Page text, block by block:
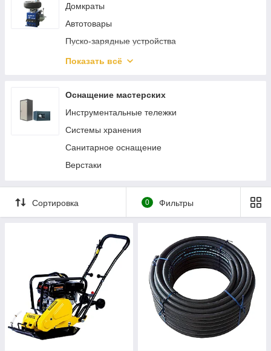
Домкраты
Автотовары
Пуско-зарядные устройства
Трубогибы
Шиномонтажное оборудование
Кантователи двигателя
Краны гаражные
Лежаки подкатные
Подставки страховочные
Трансмиссионные стойки
Гидравлические цилиндры и насосы
Подъемники автомобильные
Стяжки пружин
Специальный инструмент
Станки и мойки деталей
Диагностическое оборудование
Вытяжка выхлопных газов
Кузовной ремонт
Показать всё
Оснащение мастерских
Инструментальные тележки
Системы хранения
Санитарное оснащение
Верстаки
Сортировка 0 Фильтры